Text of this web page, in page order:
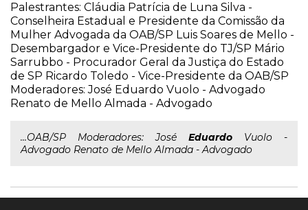
Palestrantes: Cláudia Patrícia de Luna Silva -
Conselheira Estadual e Presidente da Comissão da
Mulher Advogada da OAB/SP Luis Soares de Mello -
Desembargador e Vice-Presidente do TJ/SP Mário
Sarrubbo - Procurador Geral da Justiça do Estado
de SP Ricardo Toledo - Vice-Presidente da OAB/SP
Moderadores: José Eduardo Vuolo - Advogado
Renato de Mello Almada - Advogado
...OAB/SP Moderadores: José Eduardo Vuolo -
Advogado Renato de Mello Almada - Advogado